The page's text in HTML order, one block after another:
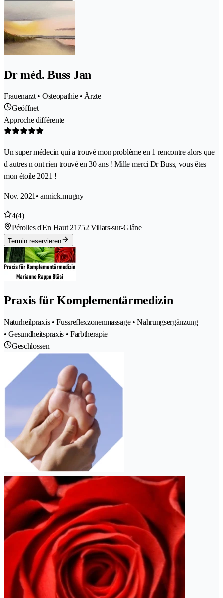
Dr méd. Buss Jan
Frauenarzt • Osteopathie • Ärzte
Geöffnet
Approche différente
Un super médecin qui a trouvé mon problème en 1 rencontre alors que
d autres n ont rien trouvé en 30 ans ! Mille merci Dr Buss, vous êtes
mon étoile 2021 !
Nov. 2021• annick.mugny
4(4)
Pérolles d'En Haut 21752 Villars-sur-Glâne
Termin reservieren
Praxis für Komplementärmedizin
Naturheilpraxis • Fussreflexzonenmassage • Nahrungsergänzung
• Gesundheitspraxis • Farbtherapie
Geschlossen